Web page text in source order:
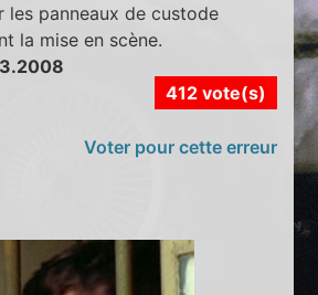
les panneaux de custode
la mise en scène.
412 vote(s)
Voter pour cette erreur